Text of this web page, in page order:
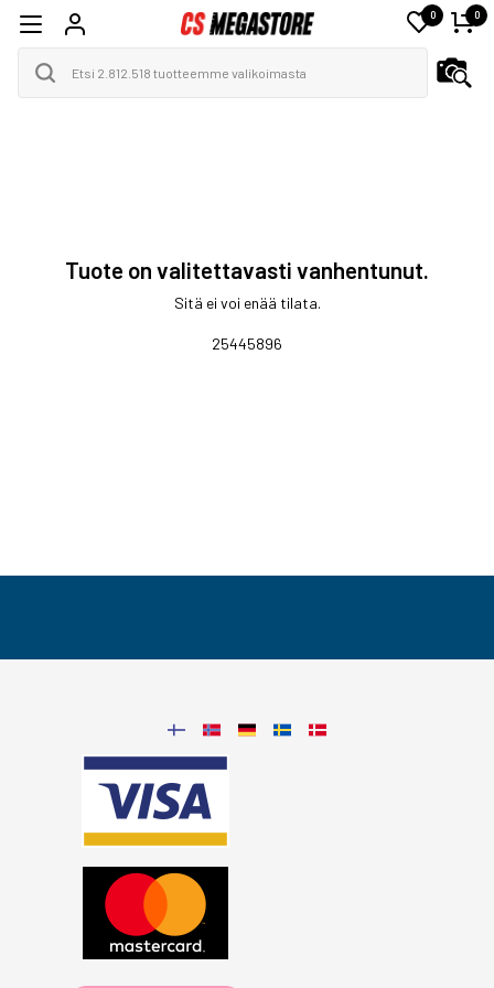
0 0
Tuote on valitettavasti vanhentunut.
Sitä ei voi enää tilata.
25445896